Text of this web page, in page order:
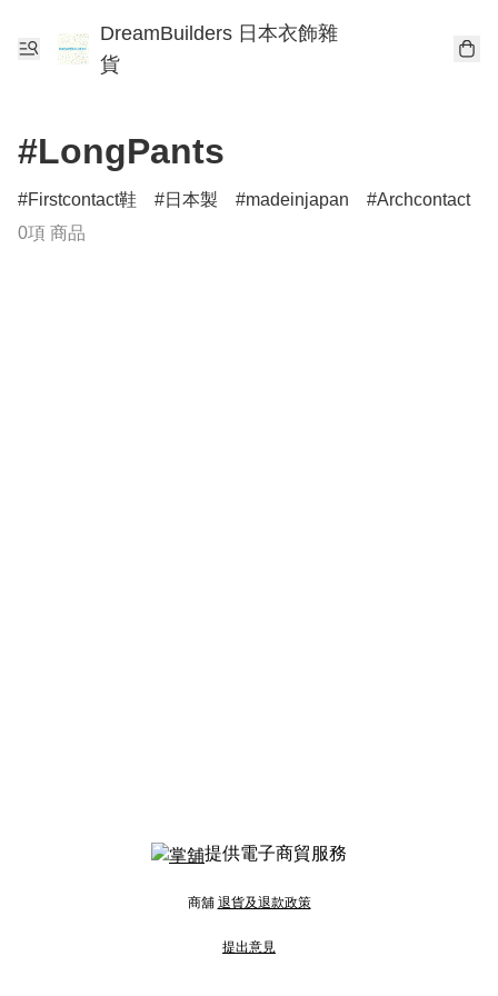
DreamBuilders 日本衣飾雜
貨
#LongPants
Firstcontact鞋 日本製 madeinjapan
Archcontact
0項 商品
提供電子商貿服務
商舖 退貨及退款政策
提出意見